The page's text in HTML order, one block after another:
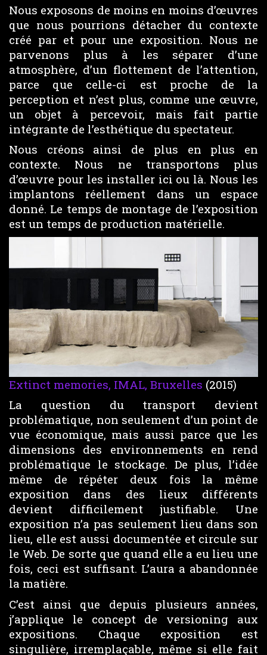
Nous exposons de moins en moins d’œuvres
que nous pourrions détacher du contexte
créé par et pour une exposition. Nous ne
parvenons plus à les séparer d’une
atmosphère, d’un flottement de l’attention,
parce que celle-ci est proche de la
perception et n’est plus, comme une œuvre,
un objet à percevoir, mais fait partie
intégrante de l’esthétique du spectateur.
Nous créons ainsi de plus en plus en
contexte. Nous ne transportons plus
d’œuvre pour les installer ici ou là. Nous les
implantons réellement dans un espace
donné. Le temps de montage de l’exposition
est un temps de production matérielle.
Extinct memories, IMAL, Bruxelles (2015)
La question du transport devient
problématique, non seulement d’un point de
vue économique, mais aussi parce que les
dimensions des environnements en rend
problématique le stockage. De plus, l’idée
même de répéter deux fois la même
exposition dans des lieux différents
devient difficilement justifiable. Une
exposition n’a pas seulement lieu dans son
lieu, elle est aussi documentée et circule sur
le Web. De sorte que quand elle a eu lieu une
fois, ceci est suffisant. L’aura a abandonnée
la matière.
C’est ainsi que depuis plusieurs années,
j’applique le concept de versioning aux
expositions. Chaque exposition est
singulière, irremplaçable, même si elle fait